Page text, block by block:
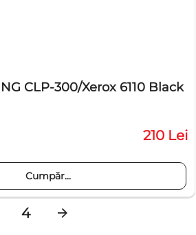
CLP-300/Xerox 6110 Black
210 Lei
Cumpăr...
4